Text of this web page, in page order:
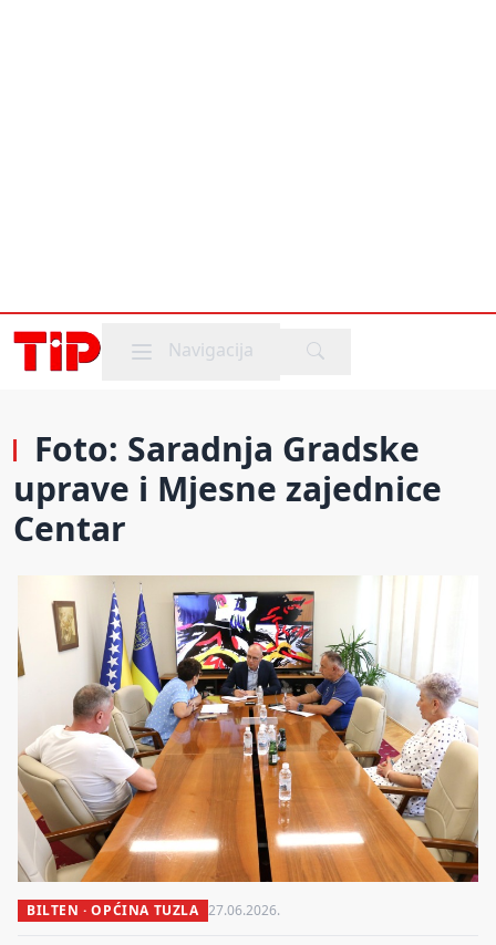
Mobile menu
Navigacija
Foto: Saradnja Gradske
uprave i Mjesne zajednice
Centar
BILTEN · OPĆINA TUZLA 27.06.2026.